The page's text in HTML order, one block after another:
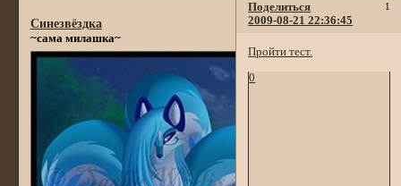
Поделиться 1
2009-08-21 22:36:45
Синезвёздка
~сама милашка~
Пройти тест.
0